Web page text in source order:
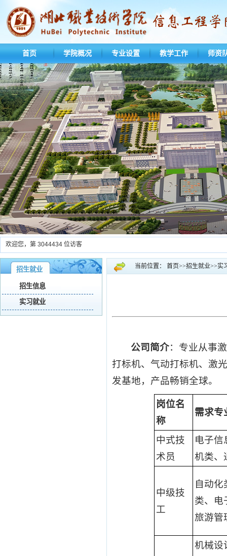
首页 学院概况 专业设置 教学工作 师资
欢迎您，第 3044434 位访客
招生就业
招生信息
实习就业
当前位置： 首页>>招生就业>>实
公司简介：专业从事
打标机、气动打标机、激
发基地，产品畅销全球。
岗位名
称
需求专
中式技
术员
电子信
机类、
中级技
工
自动化
类、电
旅游管
机械设